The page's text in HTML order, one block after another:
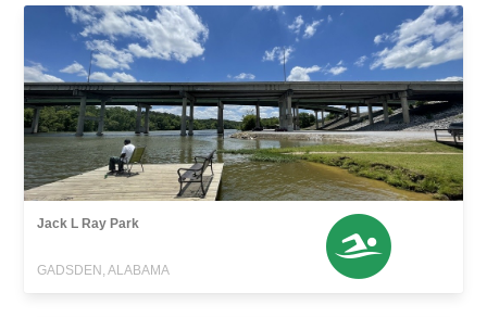
Jack L Ray Park
GADSDEN, ALABAMA